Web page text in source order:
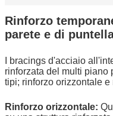
Rinforzo
parete e di
I bracings d'acciaio
rinforzata del multi piano
tipi; rinforzo orizzontale
Rinforzo orizzontale: